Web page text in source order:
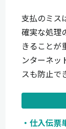
支払のミス
確実な処理
きることが
ンターネッ
スも防止で
仕入伝票